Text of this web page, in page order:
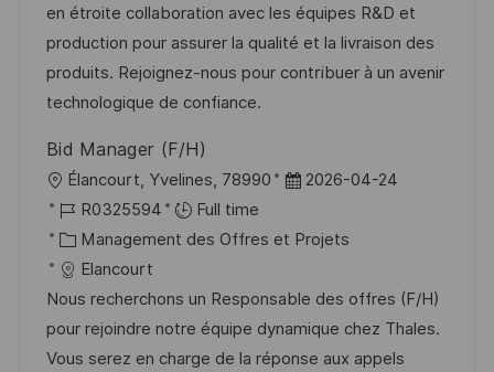
a
t
i
o
a
f
f
i
h
a
g
e
n
c
e
d
p
o
s
t
o
r
i
e
en étroite collaboration avec les équipes R&D et
production pour assurer la qualité et la livraison des
produits. Rejoignez-nous pour contribuer à un avenir
technologique de confiance.
Bid Manager (F/H)
o
c
a
l
i
s
Élancourt, Yvelines, 78990
D
t
d
’
a
2026-04-24
R
é
f
é
r
e
R0325594
Full time
C
a
t
é
g
Management des Offres et Projets
Elancourt
Nous recherchons un Responsable des offres (F/H)
pour rejoindre notre équipe dynamique chez Thales.
Vous serez en charge de la réponse aux appels